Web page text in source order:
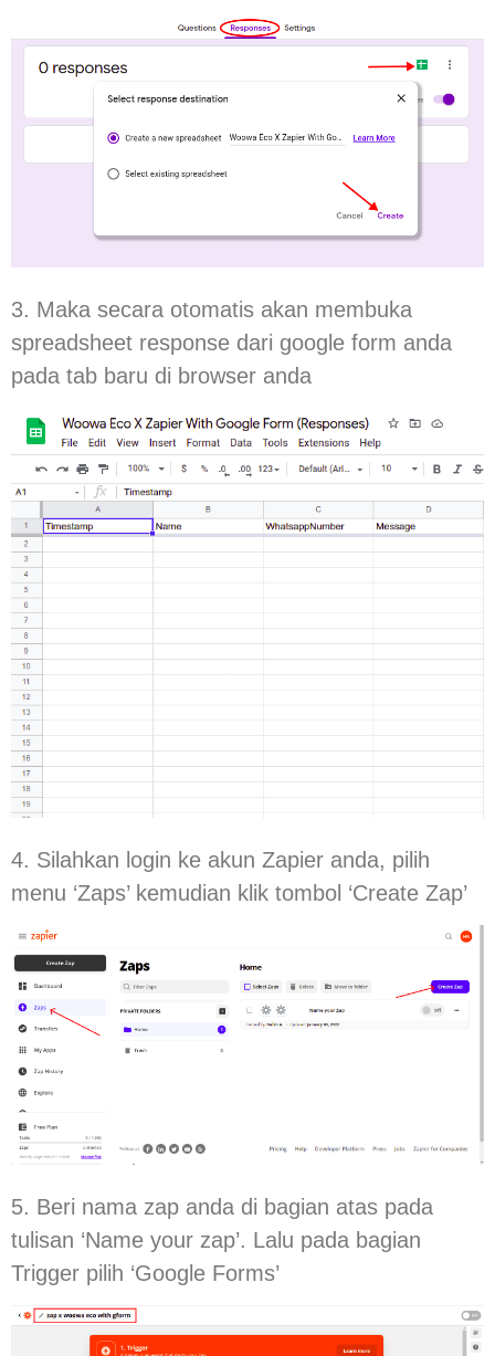
3. Maka secara otomatis akan membuka
spreadsheet response dari google form anda
pada tab baru di browser anda
4. Silahkan login ke akun Zapier anda, pilih
menu ‘Zaps’ kemudian klik tombol ‘Create Zap’
5. Beri nama zap anda di bagian atas pada
tulisan ‘Name your zap’. Lalu pada bagian
Trigger pilih ‘Google Forms’